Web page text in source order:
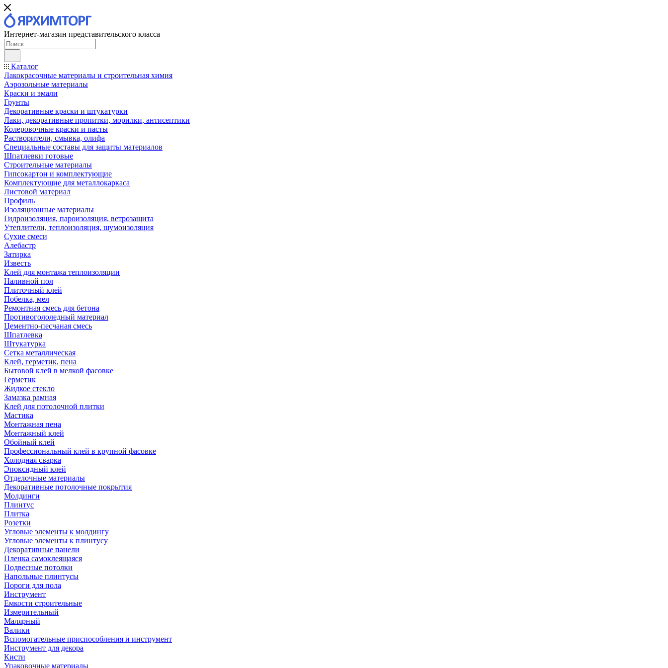
Интернет-магазин представительского класса
Каталог
Лакокрасочные материалы и строительная химия
Аэрозольные материалы
Краски и эмали
Грунты
Декоративные краски и штукатурки
Лаки, декоративные пропитки, морилки, антисептики
Колеровочные краски и пасты
Растворители, смывка, олифа
Специальные составы для защиты материалов
Шпатлевки готовые
Строительные материалы
Гипсокартон и комплектующие
Комплектующие для металлокаркаса
Листовой материал
Профиль
Изоляционные материалы
Гидроизоляция, пароизоляция, ветрозащита
Утеплители, теплоизоляция, шумоизоляция
Сухие смеси
Алебастр
Затирка
Известь
Клей для монтажа теплоизоляции
Наливной пол
Плиточный клей
Побелка, мел
Ремонтная смесь для бетона
Противогололедный материал
Цементно-песчаная смесь
Шпатлевка
Штукатурка
Сетка металлическая
Клей, герметик, пена
Бытовой клей в мелкой фасовке
Герметик
Жидкое стекло
Замазка рамная
Клей для потолочной плитки
Мастика
Монтажная пена
Монтажный клей
Обойный клей
Профессиональный клей в крупной фасовке
Холодная сварка
Эпоксидный клей
Отделочные материалы
Декоративные потолочные покрытия
Молдинги
Плинтус
Плитка
Розетки
Угловые элементы к молдингу
Угловые элементы к плинтусу
Декоративные панели
Пленка самоклеящаяся
Подвесные потолки
Напольные плинтусы
Пороги для пола
Инструмент
Емкости строительные
Измерительный
Малярный
Валики
Вспомогательные приспособления и инструмент
Инструмент для декора
Кисти
Упаковочные материалы